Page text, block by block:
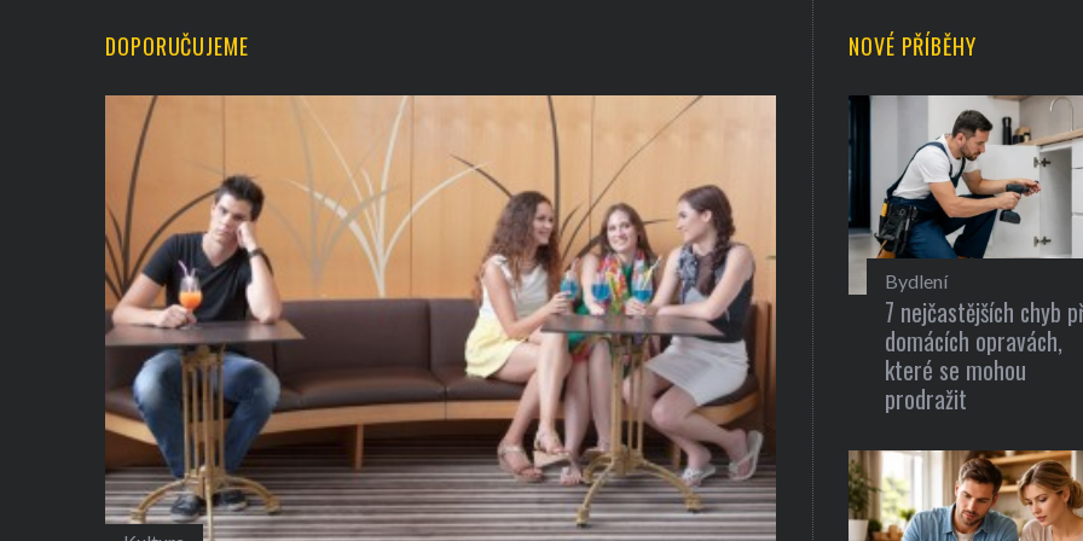
DOPORUČUJEME NOVÉ PŘÍBĚHY
Bydlení
7 nejčastějších chyb
domácích opravách,
které se mohou
prodražit